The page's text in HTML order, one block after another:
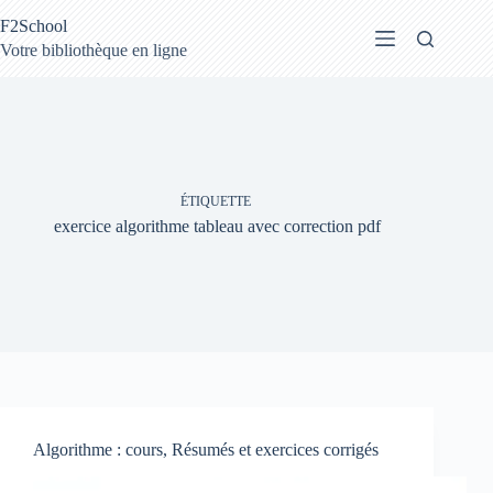
au
contenu
F2School
Votre bibliothèque en ligne
ÉTIQUETTE
exercice algorithme tableau avec correction pdf
Algorithme : cours, Résumés et exercices corrigés